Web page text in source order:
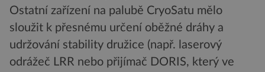
Ostatní zařízení na palubě CryoSatu mělo
sloužit k přesnému určení oběžné dráhy a
udržování stability družice (např. laserový
odrážeč LRR nebo přijímač DORIS, který ve